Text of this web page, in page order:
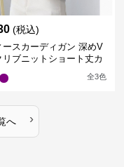
(税込)
ースカーディガン 深めV
リブニットショート丈カ
全3色
へ ›